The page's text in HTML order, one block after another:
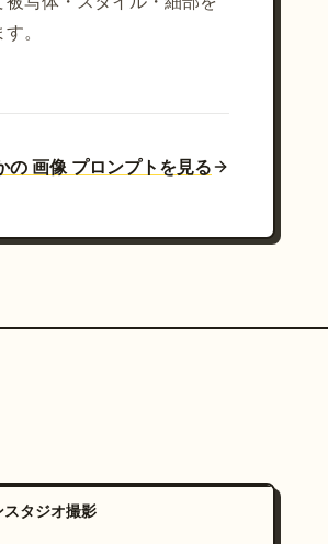
。
の 画像 プロンプトを見る
タジオ撮影